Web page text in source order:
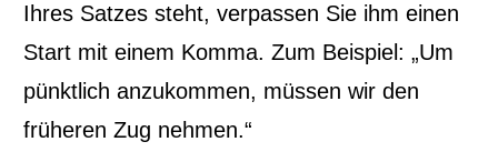
Ihres Satzes steht, verpassen Sie ihm einen
Start mit einem Komma. Zum Beispiel: „Um
pünktlich anzukommen, müssen wir den
früheren Zug nehmen.“